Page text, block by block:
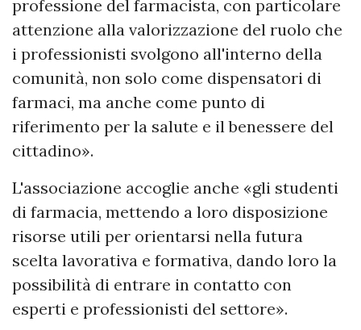
professione del farmacista, con particolare
attenzione alla valorizzazione del ruolo che
i professionisti svolgono all'interno della
comunità, non solo come dispensatori di
farmaci, ma anche come punto di
riferimento per la salute e il benessere del
cittadino».
L'associazione accoglie anche «gli studenti
di farmacia, mettendo a loro disposizione
risorse utili per orientarsi nella futura
scelta lavorativa e formativa, dando loro la
possibilità di entrare in contatto con
esperti e professionisti del settore».